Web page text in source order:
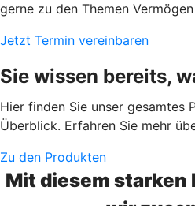
gerne zu den Themen
Jetzt Termin vereinbaren
Sie wissen bereits,
Hier finden Sie unser gesamtes
Überblick. Erfahren Sie mehr
Zu den Produkten
Mit diesem starken